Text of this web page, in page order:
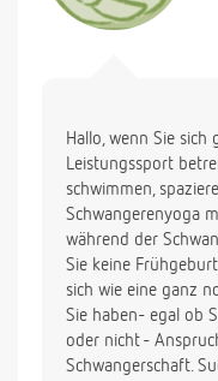
sich weiter lockern
noch eine frage:
anspruch auf
beim frauenarzt,
normalerweise
herzlichen dank!!
Hallo, wenn Sie sich
Leistungssport
schwimmen,
Schwangerenyoga
während der
Sie keine
sich wie eine ganz
Sie haben- egal ob
oder nicht -
Schwangerschaft.